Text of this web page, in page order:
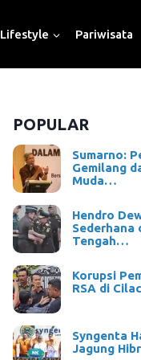
Lifestyle Pariwisata
POPULAR
Sumarno:
Gemilang
Muda…
Hendro
Sederhana
Tengah…
Korupsi
RSA di
Syngenta
Jagung